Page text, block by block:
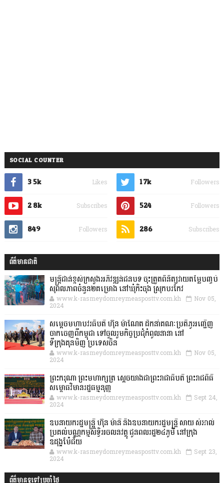
SOCIAL COUNTER
3.5k Likes 1.7k Followers
2.8k Subscribes 524 Followers
849 Followers 286 Subscribes
ព័ត៌មានជាតិ
មន្ត្រីជាន់ខ្ពស់ក្រសួងអភិវឌ្ឍន៍ជនបទ ចុះត្រួតពិនិត្យវាយតម្លៃបញ្ចប់
សុពលភាពចំនួន២គម្រោង នៅឃុំកិះចុង ស្រុកបរកែវ
www.k-rasmeydomreymeasposttv.com.kh Nov 05,
2024
សម្តេចមហាបវរធិបតី ហ៊ុន ម៉ាណែត ដឹកនាំគណៈប្រតិភូអញ្ជើញ
ចាកចេញពីកម្ពុជា ទៅចូលរួមកិច្ចប្រជុំកំពូលនានា នៅ
ទីក្រុងគុនមិញ ប្រទេសចិន
www.k-rasmeydomreymeasposttv.com.kh Nov 05,
2024
ព្រះករុណា ព្រះមហាក្សត្រ ស្តេចយាងជាព្រះរាជាធិបតី ព្រះរាជពិធី
សម្ពោធវិមានរដ្ឋធម្មនុញ្ញ
www.k-rasmeydomreymeasposttv.com.kh Sept 24,
2024
ឧបនាយករដ្ឋមន្ដ្រី ហ៊ុន ម៉ានី និងឧបនាយករដ្ឋមន្ដ្រី សាយ សំអាល់
ប្រគល់បណ្ណកម្មសិទ្ធិអចលនវត្ថុ ជូនពលរដ្ឋ២៤ភូមិ នៅក្រុង
ឧដុង្គម៉ែជ័យ
www.k-rasmeydomreymeasposttv.com.kh Sept 23,
2024
ព័ត៌មានទូទៅប្រចាំថ្ងៃ